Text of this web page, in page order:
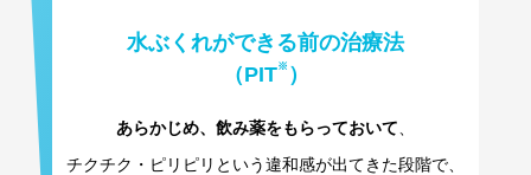
水ぶくれができる前の治療法
（PIT※ ）
あらかじめ、飲み薬をもらっておいて
チクチク・ピリピリという違和感が出てきた段階で、